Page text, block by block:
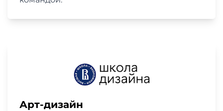
Арт-дизайн